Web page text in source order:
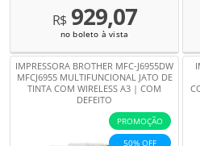
R$929,07
no boleto à vista
IMPRESSORA BROTHER MFC-J6955DW
MFCJ6955 MULTIFUNCIONAL JATO DE
TINTA COM WIRELESS A3 | COM
DEFEITO
PROMOÇÃO
50% OFF